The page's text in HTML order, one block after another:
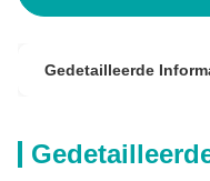
Gedetailleerde